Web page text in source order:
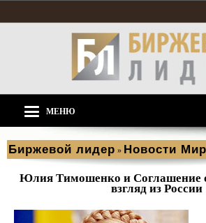
МЕНЮ
Биржевой лидер » Новости
Юлия Тимошенко и Соглашение
взгляд из России